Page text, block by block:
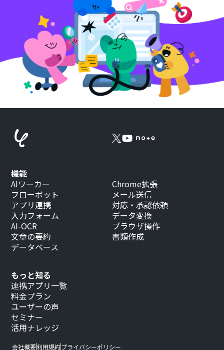
もっと知る
連携アプリ一覧
料金プラン
ユーザーの声
セミナー
活用ナレッジ
機能
AIワーカー
フローボット
アプリ連携
入力フォーム
AI-OCR
文章の要約
データベース
Chrome拡張
メール送信
対応・承認依頼
データ変換
ブラウザ操作
書類作成
会社概要利用規約プライバシーポリシー